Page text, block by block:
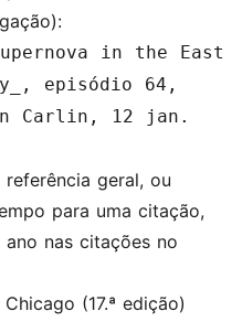
in the East
episódio 64,
Carlin, 12 jan.
geral, ou
para uma citação,
nas citações no
(17.ª edição)